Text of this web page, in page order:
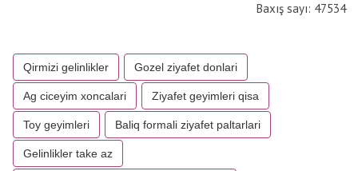
Baxış sayı: 47534
Qirmizi gelinlikler Gozel ziyafet donlari
Ag ciceyim xoncalari Ziyafet geyimleri qisa
Toy geyimleri Baliq formali ziyafet paltarlari
Gelinlikler take az